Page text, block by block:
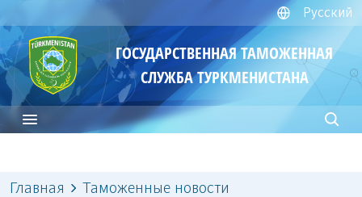
Русский
ГОСУДАРСТВЕННАЯ ТАМОЖЕННАЯ
СЛУЖБА ТУРКМЕНИСТАНА
Главная Таможенные новости